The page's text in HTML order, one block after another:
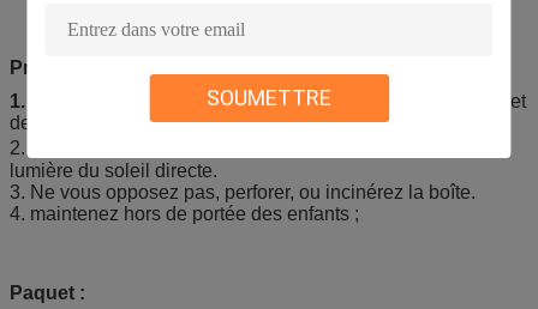
SOUMETTRE
Précautions :
1.
Gardez à partir de la chaleur, de la flamme, de l'étincelle et
de toute autre source d'allumage.
2. magasin dans un endroit frais et sec (45℃) ; Évitez la
lumière du soleil directe.
3. Ne vous opposez pas, perforer, ou incinérez la boîte.
4. maintenez hors de portée des enfants ;
Paquet :